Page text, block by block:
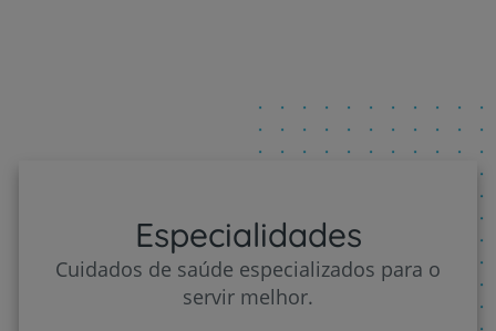
Especialidades
Cuidados de saúde especializados para o
servir melhor.